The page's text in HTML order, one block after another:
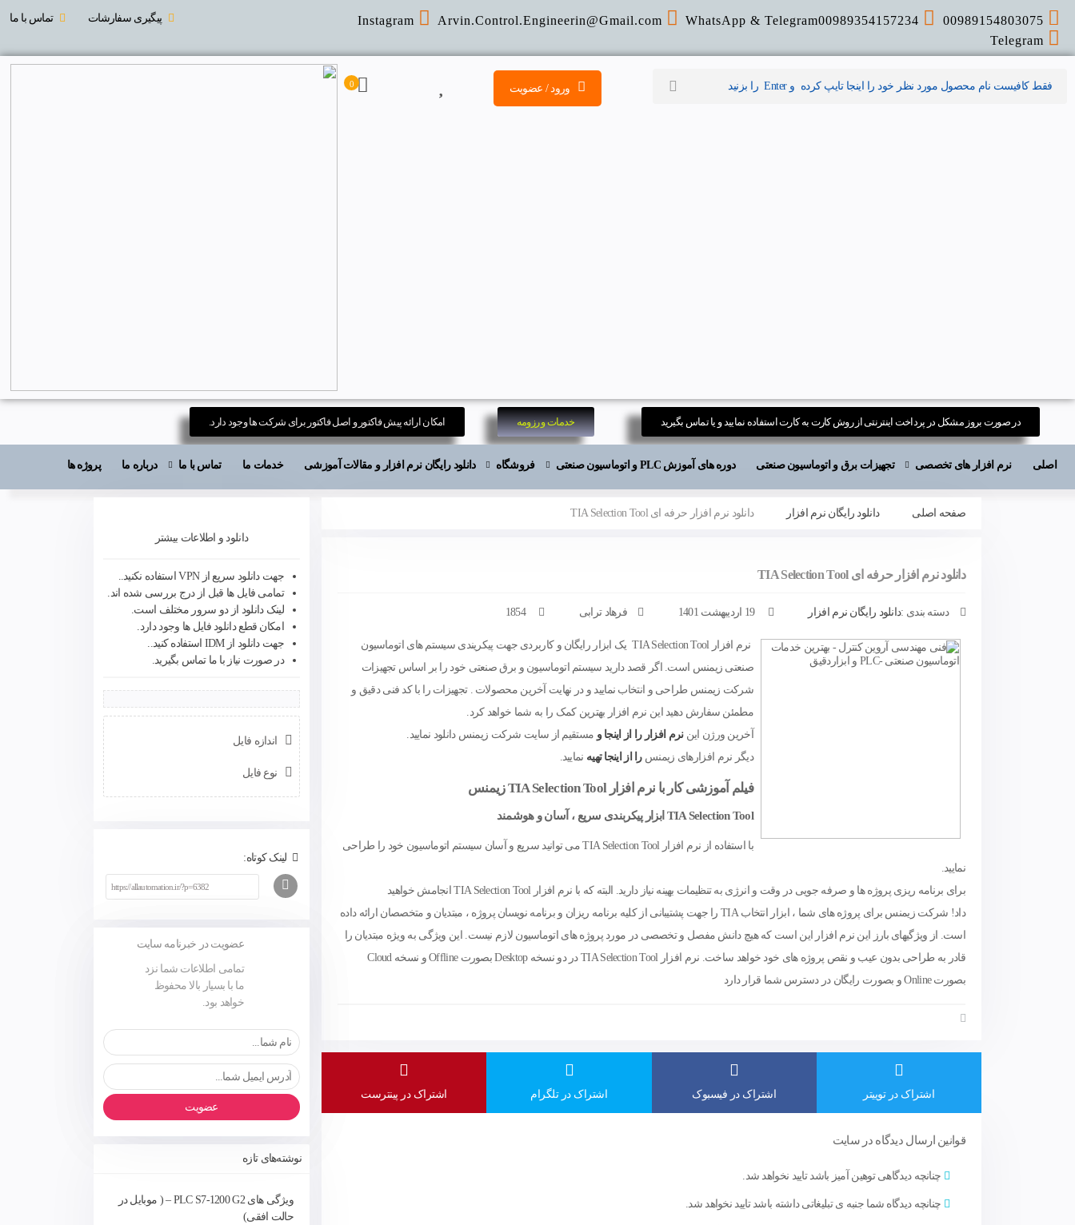
00989154803075
WhatsApp & Telegram00989354157234
Arvin.Control.Engineerin@Gmail.com
Instagram
Telegram
پیگیری سفارشات تماس با ما
ورود / عضویت 0
در صورت بروز مشکل در پرداخت اینترنتی از روش کارت به کارت استفاده نمایید و یا تماس بگیرید خدمات و رزومه امکان ارائه پیش فاکتور و اصل فاکتور برای شرکت ها وجود دارد.
اصلی نرم افزار های تخصصی تجهیزات برق و اتوماسیون صنعتی دوره های آموزش PLC و اتوماسیون صنعتی فروشگاه دانلود رایگان نرم افزار و مقالات آموزشی خدمات ما تماس با ما درباره ما پروژه ها
صفحه اصلی دانلود رایگان نرم افزار دانلود نرم افزار حرفه ای TIA Selection Tool
دانلود نرم افزار حرفه ای TIA Selection Tool
دسته بندی :دانلود رایگان نرم افزار 19 اردیبهشت 1401 فرهاد ترابی 1854
نرم افزار TIA Selection Tool یک ابزار رایگان و کاربردی جهت پیکریندی سیستم های اتوماسیون
صنعتی زیمنس است. اگر قصد دارید سیستم اتوماسیون و برق صنعتی خود را بر اساس تجهیزات
شرکت زیمنس طراحی و انتخاب نمایید و در نهایت آخرین محصولات . تجهیزات را با کد فنی دقیق و
مطمئن سفارش دهید این نرم افزار بهترین کمک را به شما خواهد کرد.
آخرین ورژن این نرم افزار را از اینجا و مستقیم از سایت شرکت زیمنس دانلود نمایید.
دیگر نرم افزارهای زیمنس را از اینجا تهیه نمایید.
فیلم آموزشی کار با نرم افزار TIA Selection Tool زیمنس
TIA Selection Tool ابزار پیکربندی سریع ، آسان و هوشمند
با استفاده از نرم افزار TIA Selection Tool می توانید سریع و آسان سیستم اتوماسیون خود را طراحی
نمایید.
برای برنامه ریزی پروژه ها و صرفه جویی در وقت و انرژی به تنظیمات بهینه نیاز دارید. البته که با نرم افزار TIA Selection Tool انجامش خواهید
داد! شرکت زیمنس برای پروژه های شما ، ابزار انتخاب TIA را جهت پشتیبانی از کلیه برنامه ریزان و برنامه نویسان پروژه ، مبتدیان و متخصصان ارائه داده
است. از ویژگیهای بارز این نرم افزار این است که هیچ دانش مفصل و تخصصی در مورد پروژه های اتوماسیون لازم نیست. این ویژگی به ویژه مبتدیان را
قادر به طراحی بدون عیب و نقص پروژه های خود خواهد ساخت. نرم افزار TIA Selection Tool در دو نسخه Desktop بصورت Offline و نسخه Cloud
بصورت Online و بصورت رایگان در دسترس شما قرار دارد
اشتراک در توییتر اشتراک در فیسبوک اشتراک در تلگرام اشتراک در پینترست
قوانین ارسال دیدگاه در سایت
چنانچه دیدگاهی توهین آمیز باشد تایید نخواهد شد.
چنانچه دیدگاه شما جنبه ی تبلیغاتی داشته باشد تایید نخواهد شد.
دانلود و اطلاعات بیشتر
جهت دانلود سریع از VPN استفاده نکنید..
تمامی فایل ها قبل از درج بررسی شده اند.
لینک دانلود از دو سرور مختلف است.
امکان قطع دانلود فایل ها وجود دارد.
جهت دانلود از IDM استفاده کنید..
در صورت نیاز با ما تماس بگیرید.
اندازه فایل
نوع فایل
لینک کوتاه:
عضویت در خبرنامه سایت
تمامی اطلاعات شما نزد
ما با بسیار بالا محفوظ
خواهد بود.
عضویت
نوشته‌های تازه
ویژگی های PLC S7-1200 G2 – ( موبایل در
حالت افقی)